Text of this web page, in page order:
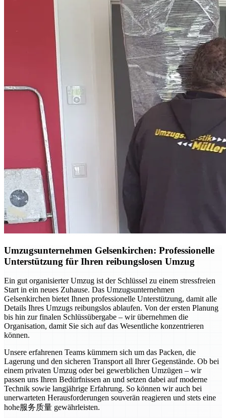
Umzugsunternehmen Gelsenkirchen: Professionelle
Unterstützung für Ihren reibungslosen Umzug
Ein gut organisierter Umzug ist der Schlüssel zu einem stressfreien
Start in ein neues Zuhause. Das Umzugsunternehmen
Gelsenkirchen bietet Ihnen professionelle Unterstützung, damit alle
Details Ihres Umzugs reibungslos ablaufen. Von der ersten Planung
bis hin zur finalen Schlüssübergabe – wir übernehmen die
Organisation, damit Sie sich auf das Wesentliche konzentrieren
können.
Unsere erfahrenen Teams kümmern sich um das Packen, die
Lagerung und den sicheren Transport all Ihrer Gegenstände. Ob bei
einem privaten Umzug oder bei gewerblichen Umzügen – wir
passen uns Ihren Bedürfnissen an und setzen dabei auf moderne
Technik sowie langjährige Erfahrung. So können wir auch bei
unerwarteten Herausforderungen souverän reagieren und stets eine
hohe服务质量 gewährleisten.